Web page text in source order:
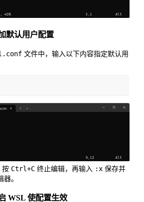
默认用户配置
文件中，输入以下内容指定默认用
按 Ctrl+C终止编辑，再输入 :x保存并
。
WSL 使配置生效